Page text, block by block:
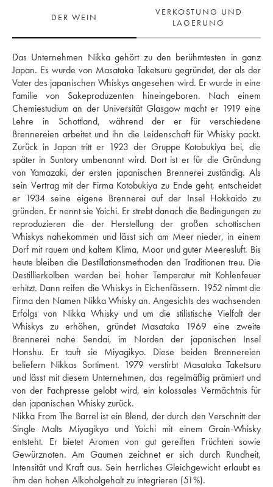
DER WEIN
VERKOSTUNG UND
LAGERUNG
Das Unternehmen Nikka gehört zu den berühmtesten in ganz
Japan. Es wurde von Masataka Taketsuru gegründet, der als der
Vater des japanischen Whiskys angesehen wird. Er wurde in eine
Familie von Sakeproduzenten hineingeboren. Nach einem
Chemiestudium an der Universität Glasgow macht er 1919 eine
Lehre in Schottland, während der er für verschiedene
Brennereien arbeitet und ihn die Leidenschaft für Whisky packt.
Zurück in Japan tritt er 1923 der Gruppe Kotobukiya bei, die
später in Suntory umbenannt wird. Dort ist er für die Gründung
von Yamazaki, der ersten japanischen Brennerei zuständig. Als
sein Vertrag mit der Firma Kotobukiya zu Ende geht, entscheidet
er 1934 seine eigene Brennerei auf der Insel Hokkaido zu
gründen. Er nennt sie Yoichi. Er strebt danach die Bedingungen zu
reproduzieren die der Herstellung der großen schottischen
Whiskys nahekommen und lässt sich am Meer nieder, in einem
Dorf mit rauem und kaltem Klima, Moor und guter Meeresluft. Bis
heute bleiben die Destillationsmethoden den Traditionen treu. Die
Destillierkolben werden bei hoher Temperatur mit Kohlenfeuer
erhitzt. Dann reifen die Whiskys in Eichenfässern. 1952 nimmt die
Firma den Namen Nikka Whisky an. Angesichts des wachsenden
Erfolgs von Nikka Whisky und um die stilistische Vielfalt der
Whiskys zu erhöhen, gründet Masataka 1969 eine zweite
Brennerei nahe Sendai, im Norden der japanischen Insel
Honshu. Er tauft sie Miyagikyo. Diese beiden Brennereien
beliefern Nikkas Sortiment. 1979 verstirbt Masataka Taketsuru
und lässt mit diesem Unternehmen, das regelmäßig prämiert und
von der Fachpresse gelobt wird, ein kolossales Vermächtnis für
den japanischen Whisky zurück.
Nikka From The Barrel ist ein Blend, der durch den Verschnitt der
Single Malts Miyagikyo und Yoichi mit einem Grain-Whisky
entsteht. Er bietet Aromen von gut gereiften Früchten sowie
Gewürznoten. Am Gaumen zeichnet er sich durch Rundheit,
Intensität und Kraft aus. Sein herrliches Gleichgewicht erlaubt es
ihm den hohen Alkoholgehalt zu integrieren (51%).